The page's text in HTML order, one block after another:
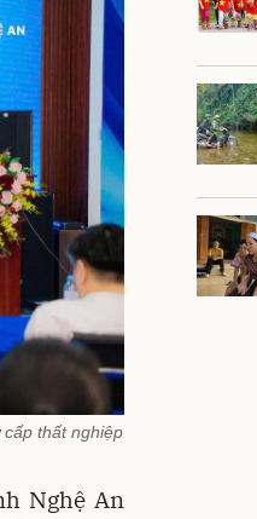
thất nghiệp
Nghệ An